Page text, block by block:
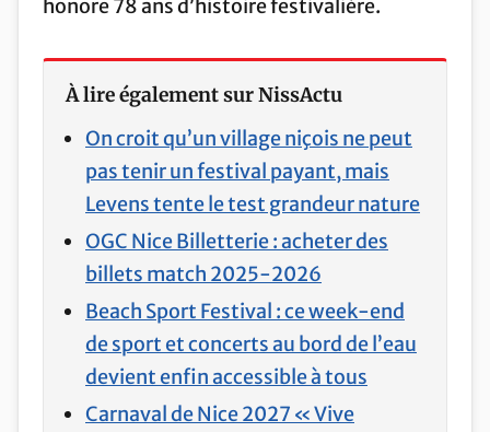
honore 78 ans d’histoire festivalière.
À lire également sur NissActu
On croit qu’un village niçois ne peut
pas tenir un festival payant, mais
Levens tente le test grandeur nature
OGC Nice Billetterie : acheter des
billets match 2025-2026
Beach Sport Festival : ce week-end
de sport et concerts au bord de l’eau
devient enfin accessible à tous
Carnaval de Nice 2027 « Vive